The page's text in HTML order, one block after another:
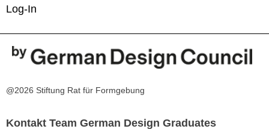
Log-In
@2026 Stiftung Rat für Formgebung
Kontakt Team German Design Graduates